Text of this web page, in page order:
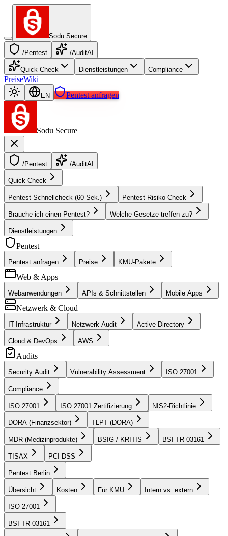
Sodu Secure
/Pentest /AuditAI
Quick Check Dienstleistungen Compliance
PreiseWiki
EN Pentest anfragen
Sodu Secure
/Pentest /AuditAI
Quick Check
Pentest-Schnellcheck (60 Sek.) Pentest-Risiko-Check
Brauche ich einen Pentest? Welche Gesetze treffen zu?
Dienstleistungen
Pentest
Pentest anfragen Preise KMU-Pakete
Web & Apps
Webanwendungen APIs & Schnittstellen Mobile Apps
Netzwerk & Cloud
IT-Infrastruktur Netzwerk-Audit Active Directory
Cloud & DevOps AWS
Audits
Security Audit Vulnerability Assessment ISO 27001
Compliance
ISO 27001 ISO 27001 Zertifizierung NIS2-Richtlinie
DORA (Finanzsektor) TLPT (DORA)
MDR (Medizinprodukte) BSIG / KRITIS BSI TR-03161
TISAX PCI DSS
Pentest Berlin
Übersicht Kosten Für KMU Intern vs. extern
ISO 27001
BSI TR-03161